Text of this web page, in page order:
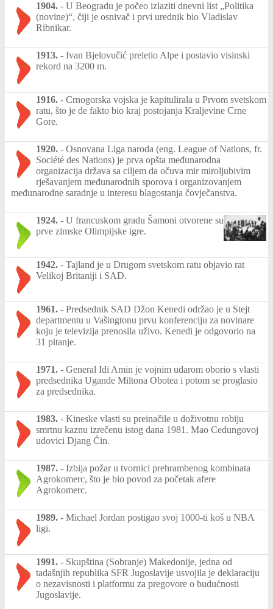
1904. - U Beogradu je počeo izlaziti dnevni list „Politika
(novine)“, čiji je osnivač i prvi urednik bio Vladislav
Ribnikar.
1913. - Ivan Bjelovučić preletio Alpe i postavio visinski
rekord na 3200 m.
1916. - Crnogorska vojska je kapitulirala u Prvom svetskom
ratu, što je de fakto bio kraj postojanja Kraljevine Crne
Gore.
1920. - Osnovana Liga naroda (eng. League of Nations, fr.
Société des Nations) je prva opšta međunarodna
organizacija država sa ciljem da očuva mir miroljubivim
rješavanjem međunarodnih sporova i organizovanjem
međunarodne saradnje u interesu blagostanja čovječanstva.
1924. - U francuskom gradu Šamoni otvorene su
prve zimske Olimpijske igre.
1942. - Tajland je u Drugom svetskom ratu objavio rat
Velikoj Britaniji i SAD.
1961. - Predsednik SAD Džon Kenedi održao je u Stejt
departmentu u Vašingtonu prvu konferenciju za novinare
koju je televizija prenosila uživo. Kenedi je odgovorio na
31 pitanje.
1971. - General Idi Amin je vojnim udarom oborio s vlasti
predsednika Ugande Miltona Obotea i potom se proglasio
za predsednika.
1983. - Kineske vlasti su preinačile u doživotnu robiju
smrtnu kaznu izrečenu istog dana 1981. Mao Cedungovoj
udovici Djang Ćin.
1987. - Izbija požar u tvornici prehrambenog kombinata
Agrokomerc, što je bio povod za početak afere
Agrokomerc.
1989. - Michael Jordan postigao svoj 1000-ti koš u NBA
ligi.
1991. - Skupština (Sobranje) Makedonije, jedna od
tadašnjih republika SFR Jugoslavije usvojila je deklaraciju
o nezavisnosti i platformu za pregovore o budućnosti
Jugoslavije.